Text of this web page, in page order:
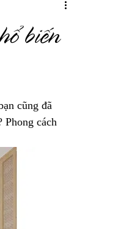
biến
cũng đã
Phong cách